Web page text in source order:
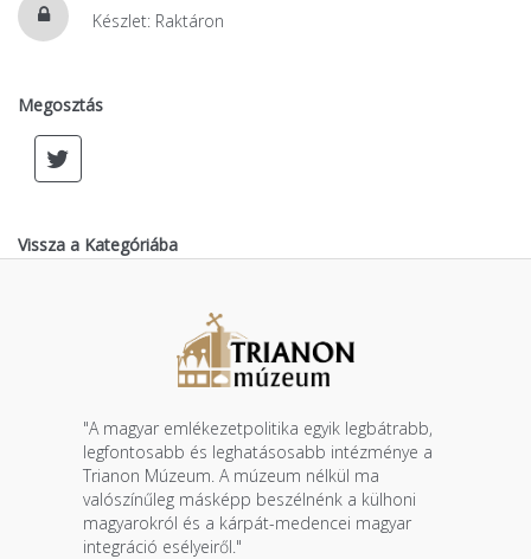
Készlet: Raktáron
Megosztás
Vissza a Kategóriába
"A magyar emlékezetpolitika egyik legbátrabb,
legfontosabb és leghatásosabb intézménye a
Trianon Múzeum. A múzeum nélkül ma
valószínűleg másképp beszélnénk a külhoni
magyarokról és a kárpát-medencei magyar
integráció esélyeiről."